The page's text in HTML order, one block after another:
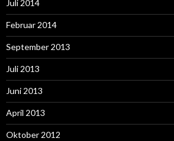
Juli 2014
Februar 2014
September 2013
Juli 2013
Juni 2013
April 2013
Oktober 2012